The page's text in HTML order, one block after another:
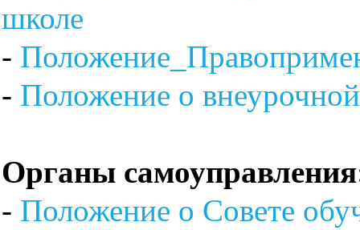
школе
-
- Положение о
Органы
- Положение о Совете